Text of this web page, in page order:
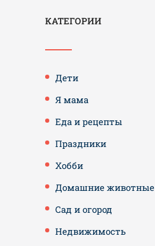
КАТЕГОРИИ
Дети
Я мама
Еда и рецепты
Праздники
Хобби
Домашние животные
Сад и огород
Недвижимость